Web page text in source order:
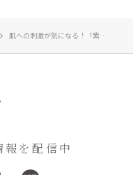
肌への刺激が気になる！「紫外線防止効果」が高くても大丈夫？
を配信中